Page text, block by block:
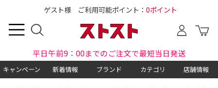
ゲスト様 ご利用可能ポイント： 0ポイント
平日午前9：00までのご注文で最短当日発送
キャンペーン 新着情報 ブランド カテゴリ 店舗情報